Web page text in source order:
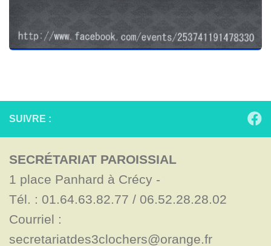
SUIVRE :
SECRÉTARIAT PAROISSIAL
1 place Panhard à Crécy -
Tél. : 01.64.63.82.77 / 06.52.28.28.02
Courriel :
secretariatdes3clochers@orange.fr